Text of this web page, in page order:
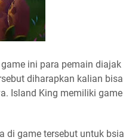
ini para pemain diajak
diharapkan kalian bisa
Island King memiliki game
di game tersebut untuk bsia